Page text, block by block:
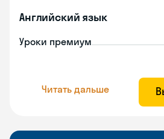
Английский язык
Уроки премиум
Читать дальше